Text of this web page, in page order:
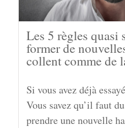
Les 5 règles quasi
former de
collent comme de
Si vous avez déjà
Vous savez qu’il faut
prendre une nouvelle